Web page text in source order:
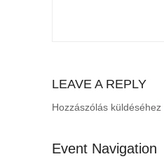
LEAVE A REPLY
Hozzászólás küldéséhez
Event Navigation